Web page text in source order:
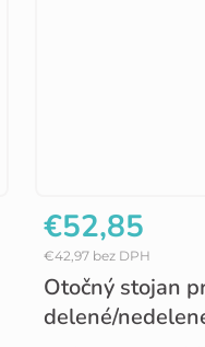
Otočný stojan
delené/
€42,97 bez DPH
€52,85